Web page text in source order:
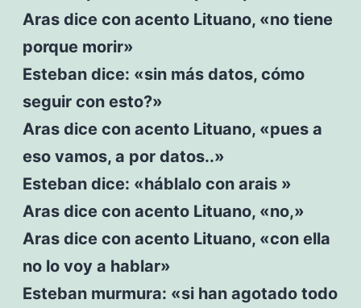
Aras dice con acento Lituano, «no tiene
porque morir»
Esteban dice: «sin más datos, cómo
seguir con esto?»
Aras dice con acento Lituano, «pues a
eso vamos, a por datos..»
Esteban dice: «háblalo con arais »
Aras dice con acento Lituano, «no,»
Aras dice con acento Lituano, «con ella
no lo voy a hablar»
Esteban murmura: «si han agotado todo